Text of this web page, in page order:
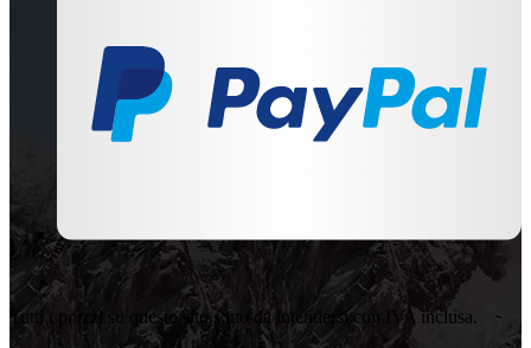
Tutti i prezzi su questo sito sono da intendersi con IVA inclusa.